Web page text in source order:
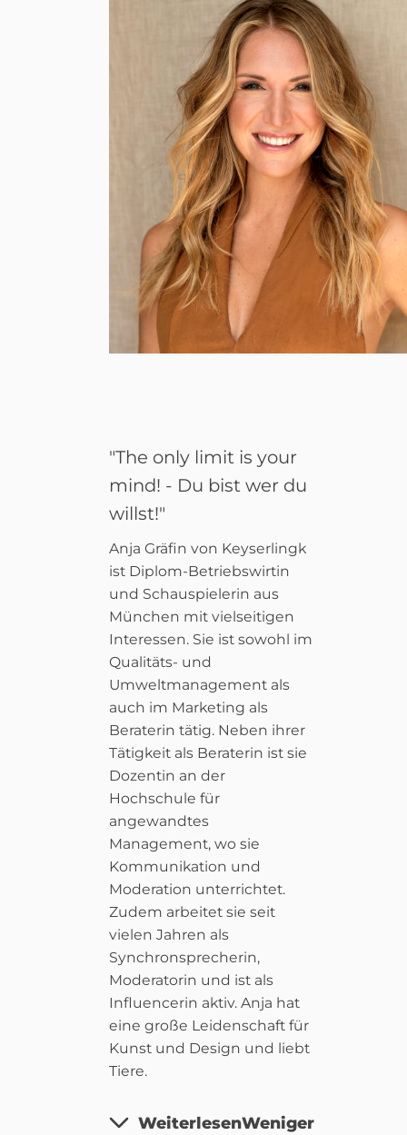
"The only limit is your
mind! - Du bist wer du
willst!"
Anja Gräfin von Keyserlingk
ist Diplom-Betriebswirtin
und Schauspielerin aus
München mit vielseitigen
Interessen. Sie ist sowohl im
Qualitäts- und
Umweltmanagement als
auch im Marketing als
Beraterin tätig. Neben ihrer
Tätigkeit als Beraterin ist sie
Dozentin an der
Hochschule für
angewandtes
Management, wo sie
Kommunikation und
Moderation unterrichtet.
Zudem arbeitet sie seit
vielen Jahren als
Synchronsprecherin,
Moderatorin und ist als
Influencerin aktiv. Anja hat
eine große Leidenschaft für
Kunst und Design und liebt
Tiere.
WeiterlesenWeniger